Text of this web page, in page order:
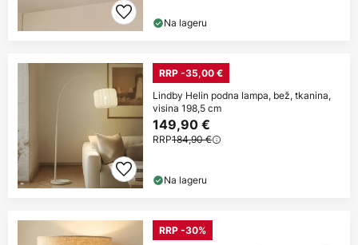
Na lageru
RRP -35,00 €
Lindby Helin podna lampa, bež, tkanina,
visina 198,5 cm
149,90 €
RRP184,90 €
Na lageru
RRP -30%